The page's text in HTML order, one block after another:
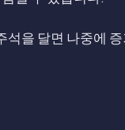
을 달면 나중에